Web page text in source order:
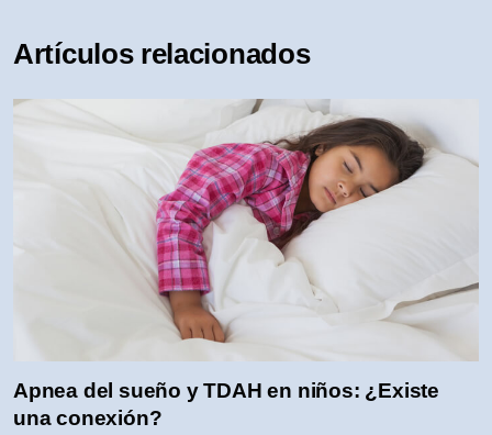
Artículos relacionados
Apnea del sueño y TDAH en niños: ¿Existe
una conexión?